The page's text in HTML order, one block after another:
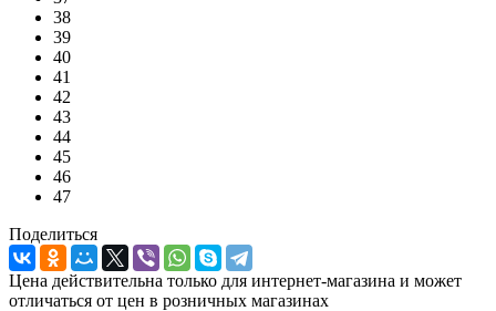
38
39
40
41
42
43
44
45
46
47
Поделиться
Цена действительна только для интернет-магазина и может
отличаться от цен в розничных магазинах